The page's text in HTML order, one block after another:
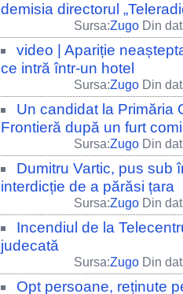
demisia directorul
Sursa:Zugo Din
video | Apariție
ce intră într-un hotel
Sursa:Zugo Din
Un candidat la Primăria
Frontieră după un furt
Sursa:Zugo Din
Dumitru Vartic, pus sub
interdicție de a părăsi țara
Sursa:Zugo Din
Incendiul de la
judecată
Sursa:Zugo Din
Opt persoane, reținute